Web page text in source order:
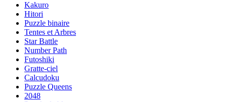
Kakuro
Hitori
Puzzle binaire
Tentes et Arbres
Star Battle
Number Path
Futoshiki
Gratte-ciel
Calcudoku
Puzzle Queens
2048